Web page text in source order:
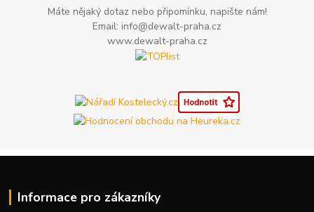
Máte nějaký dotaz nebo připomínku, napište nám!
Email: info@dewalt-praha.cz
www.dewalt-praha.cz
Informace pro zákazníky